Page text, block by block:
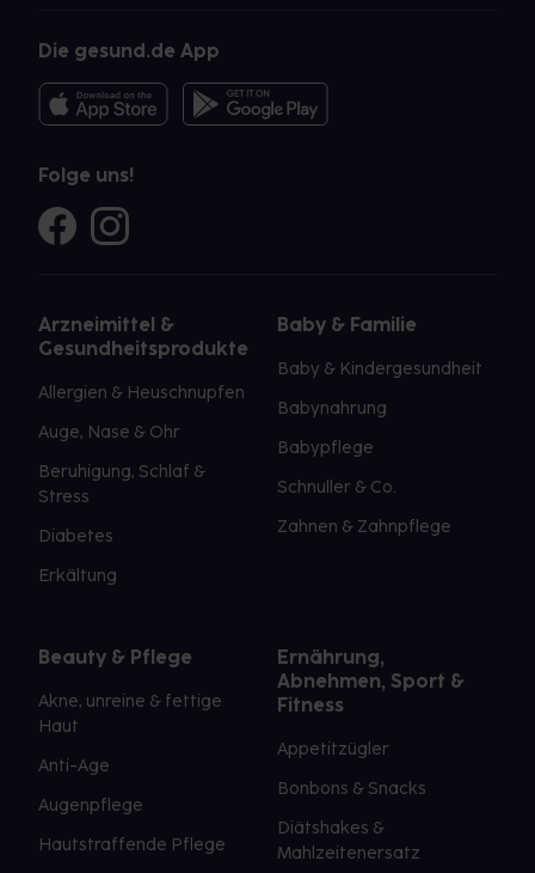
Die gesund.de App
Folge uns!
Arzneimittel &
Gesundheitsprodukte
Allergien & Heuschnupfen
Auge, Nase & Ohr
Beruhigung, Schlaf &
Stress
Diabetes
Erkältung
Baby & Familie
Baby & Kindergesundheit
Babynahrung
Babypflege
Schnuller & Co.
Zahnen & Zahnpflege
Beauty & Pflege
Akne, unreine & fettige
Haut
Anti-Age
Augenpflege
Hautstraffende Pflege
Ernährung,
Abnehmen, Sport &
Fitness
Appetitzügler
Bonbons & Snacks
Diätshakes &
Mahlzeitenersatz